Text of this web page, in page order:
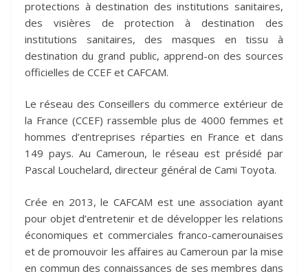
protections à destination des institutions sanitaires,
des visières de protection à destination des
institutions sanitaires, des masques en tissu à
destination du grand public, apprend-on des sources
officielles de CCEF et CAFCAM.
Le réseau des Conseillers du commerce extérieur de
la France (CCEF) rassemble plus de 4000 femmes et
hommes d’entreprises réparties en France et dans
149 pays. Au Cameroun, le réseau est présidé par
Pascal Louchelard, directeur général de Cami Toyota.
Crée en 2013, le CAFCAM est une association ayant
pour objet d’entretenir et de développer les relations
économiques et commerciales franco-camerounaises
et de promouvoir les affaires au Cameroun par la mise
en commun des connaissances de ses membres dans